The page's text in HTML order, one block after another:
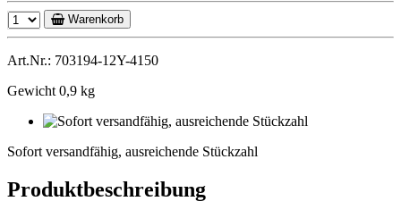
Warenkorb
Art.Nr.: 703194-12Y-4150
Gewicht 0,9 kg
Sofort versandfähig, ausreichende Stückzahl
Produktbeschreibung